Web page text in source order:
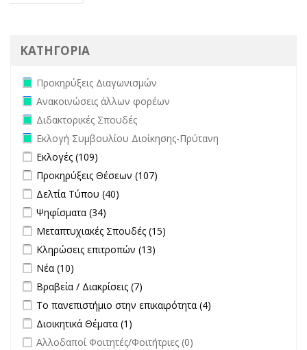
ΚΑΤΗΓΟΡΙΑ
Remove Προκηρύξεις Διαγωνισμών filter
Προκηρύξεις Διαγωνισμών
Remove Ανακοινώσεις άλλων φορέων filter
Ανακοινώσεις άλλων φορέων
Remove Διδακτορικές Σπουδές filter
Διδακτορικές Σπουδές
Remove Εκλογή Συμβουλίου Διοίκησης-Πρύτανη filter
Εκλογή Συμβουλίου Διοίκησης-Πρύτανη
Apply Εκλογές filter
Εκλογές (109)
Apply Προκηρύξεις Θέσεων filter
Προκηρύξεις Θέσεων (107)
Apply Δελτία Τύπου filter
Δελτία Τύπου (40)
Apply Ψηφίσματα filter
Ψηφίσματα (34)
Apply Μεταπτυχιακές Σπουδές filter
Μεταπτυχιακές Σπουδές (15)
Apply Κληρώσεις επιτροπών filter
Κληρώσεις επιτροπών (13)
Apply Νέα filter
Νέα (10)
Apply Βραβεία / Διακρίσεις filter
Βραβεία / Διακρίσεις (7)
Apply Το πανεπιστήμιο στην επικαιρότητα filter
Το πανεπιστήμιο στην επικαιρότητα (4)
Apply Διοικητικά Θέματα filter
Διοικητικά Θέματα (1)
undefined
Αλλοδαποί Φοιτητές/Φοιτήτριες (0)